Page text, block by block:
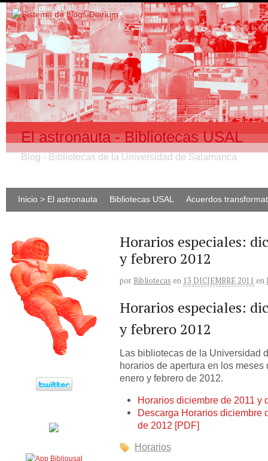
El astronauta - Bibliotecas USAL
Blog - Bibliotecas de la Universidad de Salamanca
Inicio > El astronauta Bibliotecas USAL Acuerdos
Horarios especiales:
y febrero 2012
por Bibliotecas en 13 DICIEMBRE 2011 en
Horarios especiales:
y febrero 2012
Las bibliotecas de la Universidad
horarios de apertura en los
enero y febrero de 2012.
Horarios diciembre de 2011 y
Descarga Horarios diciembre
de 2012 [PDF]
Horarios